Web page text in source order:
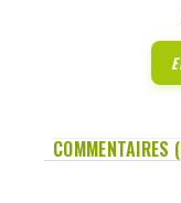
COMMENTAIRES